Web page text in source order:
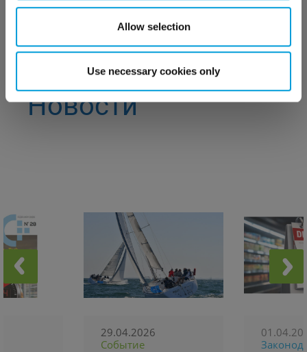
Allow selection
Use necessary cookies only
Подробнее
ВАЖНО ЗНАТЬ
Новости
29.04.2026
Событие